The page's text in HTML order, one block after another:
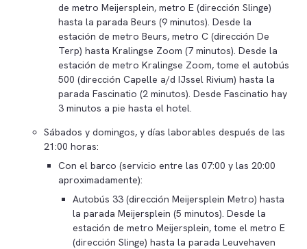
de metro Meijersplein, metro E (dirección Slinge)
hasta la parada Beurs (9 minutos). Desde la
estación de metro Beurs, metro C (dirección De
Terp) hasta Kralingse Zoom (7 minutos). Desde la
estación de metro Kralingse Zoom, tome el autobús
500 (dirección Capelle a/d IJssel Rivium) hasta la
parada Fascinatio (2 minutos). Desde Fascinatio hay
3 minutos a pie hasta el hotel.
Sábados y domingos, y días laborables después de las
21:00 horas:
Con el barco (servicio entre las 07:00 y las 20:00
aproximadamente):
Autobús 33 (dirección Meijersplein Metro) hasta
la parada Meijersplein (5 minutos). Desde la
estación de metro Meijersplein, tome el metro E
(dirección Slinge) hasta la parada Leuvehaven